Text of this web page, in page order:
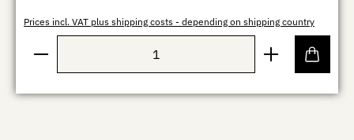
feinen Kräuternoten, begleitet von einer markanten
mineralischen Frische. Am Gaumen wirkt der Wein
zugleich konzentriert und lebendig, mit klarer Struktur,
feiner Spannung und einem langen, vielschichtigen
Reifung verleihen dem Trebbiano seine
Prices incl. VAT plus shipping costs - depending on shipping country
Product Quantity: Enter the desired amount or use